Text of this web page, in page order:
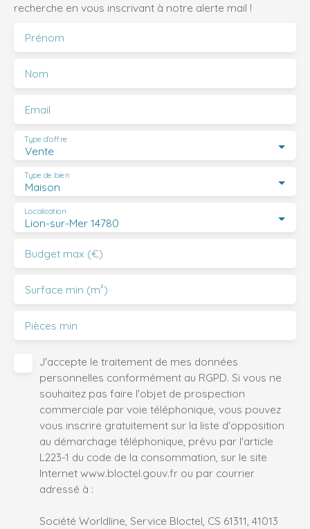
recherche en vous inscrivant à notre alerte mail !
Prénom
Nom
Email
Vente
Type d'offre
Maison
Type de bien
Lion-sur-Mer 14780
Localisation
Budget max (€)
Surface min (m²)
Pièces min
J'accepte le traitement de mes données
personnelles conformément au RGPD. Si vous ne
souhaitez pas faire l'objet de prospection
commerciale par voie téléphonique, vous pouvez
vous inscrire gratuitement sur la liste d'opposition
au démarchage téléphonique, prévu par l'article
L223-1 du code de la consommation, sur le site
Internet www.bloctel.gouv.fr ou par courrier
adressé à :
Société Worldline, Service Bloctel, CS 61311, 41013